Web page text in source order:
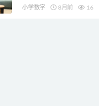
小学数字 8月前 16